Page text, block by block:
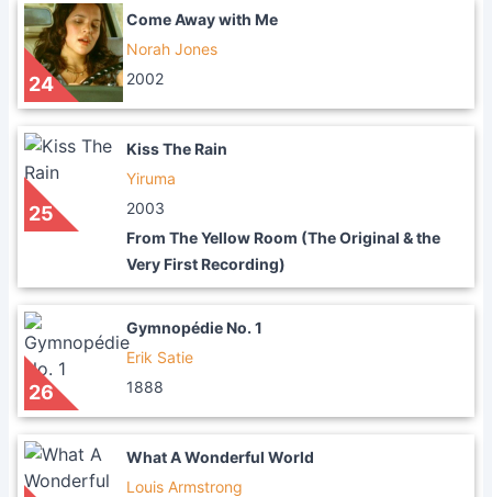
24
Come Away with Me
Norah Jones
2002
25
Kiss The Rain
Yiruma
2003
From The Yellow Room (The Original & the
Very First Recording)
26
Gymnopédie No. 1
Erik Satie
1888
What A Wonderful World
Louis Armstrong